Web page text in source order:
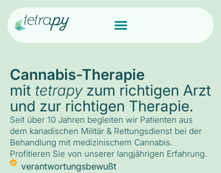
Cannabis-Therapie
mit tetrapyzum richtigen Arzt
und zur richtigen Therapie.
Seit über 10 Jahren begleiten wir Patienten aus
dem kanadischen Militär & Rettungsdienst bei der
Behandlung mit medizinischem Cannabis.
Profitieren Sie von unserer langjährigen Erfahrung.
verantwortungsbewußt